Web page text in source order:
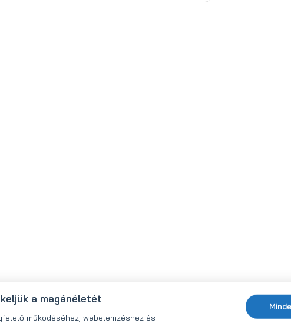
a magánéletét
működéséhez, webelemzéshez és